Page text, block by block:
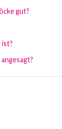
gut?
ist?